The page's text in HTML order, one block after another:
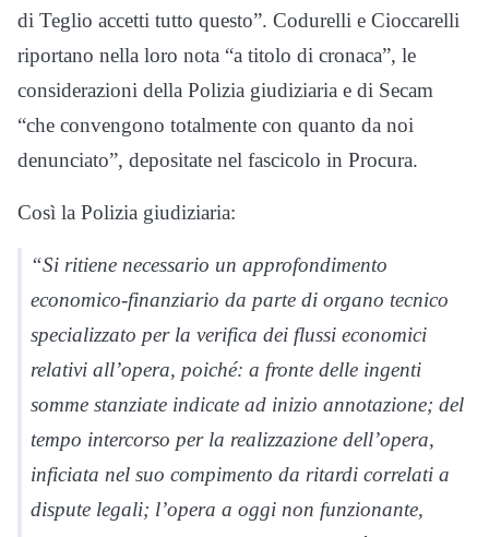
di Teglio accetti tutto questo”. Codurelli e Cioccarelli
riportano nella loro nota “a titolo di cronaca”, le
considerazioni della Polizia giudiziaria e di Secam
“che convengono totalmente con quanto da noi
denunciato”, depositate nel fascicolo in Procura.
Così la Polizia giudiziaria:
“Si ritiene necessario un approfondimento
economico-finanziario da parte di organo tecnico
specializzato per la verifica dei flussi economici
relativi all’opera, poiché: a fronte delle ingenti
somme stanziate indicate ad inizio annotazione; del
tempo intercorso per la realizzazione dell’opera,
inficiata nel suo compimento da ritardi correlati a
dispute legali; l’opera a oggi non funzionante,